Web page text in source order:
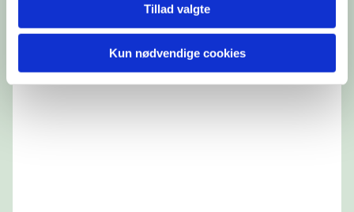
Tillad valgte
Kun nødvendige cookies